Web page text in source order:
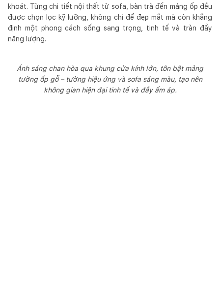
khoát. Từng chi tiết nội thất từ sofa, bàn trà đến mảng ốp đều
được chọn lọc kỹ lưỡng, không chỉ để đẹp mắt mà còn khẳng
định một phong cách sống sang trọng, tinh tế và tràn đầy
năng lượng.
Ánh sáng chan hòa qua khung cửa kính lớn, tôn bật mảng
tường ốp gỗ – tường hiệu ứng và sofa sáng màu, tạo nên
không gian hiện đại tinh tế và đầy ấm áp.